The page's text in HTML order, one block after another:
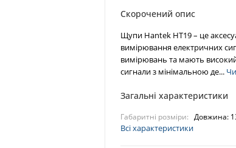
Скорочений опис
Щупи Hantek HT19 – це
вимірювання електричних
вимірювань та мають
сигнали з мінімальною де...
Загальні характеристики
Габаритні розміри: Довжина:
Всі характеристики